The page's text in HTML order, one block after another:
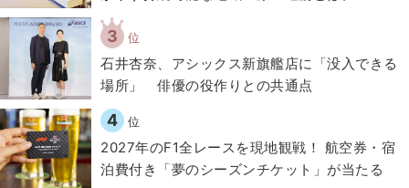
3 位
石井杏奈、アシックス新旗艦店に「没入できる
場所」 俳優の役作りとの共通点
4 位
2027年のF1全レースを現地観戦！ 航空券・宿
泊費付き「夢のシーズンチケット」が当たる